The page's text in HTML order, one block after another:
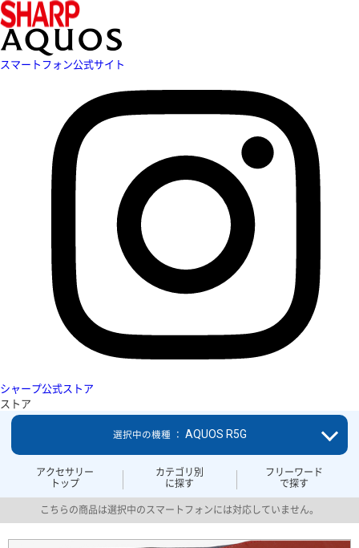
スマートフォン公式サイト
シャープ公式ストア
ストア
アクセサリー
トップ
カテゴリ別
に探す
フリーワード
で探す
選択中の機種 ： AQUOS R5G
こちらの商品は選択中のスマートフォンには対応していません。